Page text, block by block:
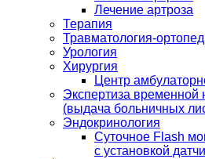
Лечение артроза
Терапия
Травматология-
Урология
Хирургия
Центр
Экспертиза временной
(выдача больничных
Эндокринология
Суточное Flash
с установкой